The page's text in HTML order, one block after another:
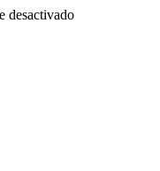
desactivado